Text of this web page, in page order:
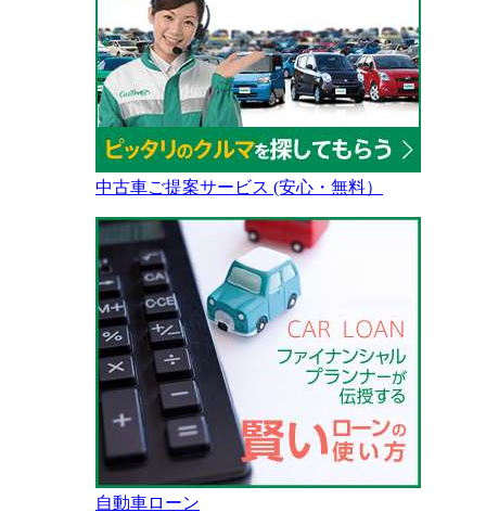
中古車ご提案サービス (安心・無料）
自動車ローン